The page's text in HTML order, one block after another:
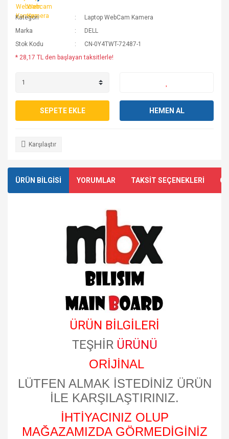
Kategori
Laptop WebCam Kamera
Marka
DELL
Stok Kodu
CN-0Y4TWT-72487-1
* 28,17 TL den başlayan taksitlerle!
SEPETE EKLE HEMEN AL
Karşılaştır
ÜRÜN BİLGİSİ YORUMLAR TAKSİT SEÇENEKLERİ
ÜRÜN BİLGİLERİ
TEŞHİR ÜRÜNÜ
ORİJİNAL
LÜTFEN ALMAK İSTEDİNİZ ÜRÜN
İLE KARŞILAŞTIRINIZ.
İHTİYACINIZ OLUP
MAĞAZAMIZDA GÖRMEDİGİNİZ